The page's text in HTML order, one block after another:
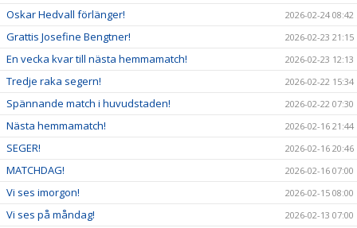
Oskar Hedvall förlänger! 2026-02-24 08:42
Grattis Josefine Bengtner! 2026-02-23 21:15
En vecka kvar till nästa hemmamatch! 2026-02-23 12:13
Tredje raka segern! 2026-02-22 15:34
Spännande match i huvudstaden! 2026-02-22 07:30
Nästa hemmamatch! 2026-02-16 21:44
SEGER! 2026-02-16 20:46
MATCHDAG! 2026-02-16 07:00
Vi ses imorgon! 2026-02-15 08:00
Vi ses på måndag! 2026-02-13 07:00